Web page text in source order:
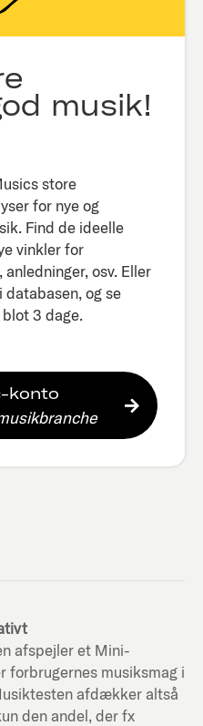
musik!
store
for nye og
Find de ideelle
vinkler for
osv. Eller
og se
3 dage.​
konto
afspejler et Mini-
forbrugernes musiksmag i
afdækker altså
den andel, der fx